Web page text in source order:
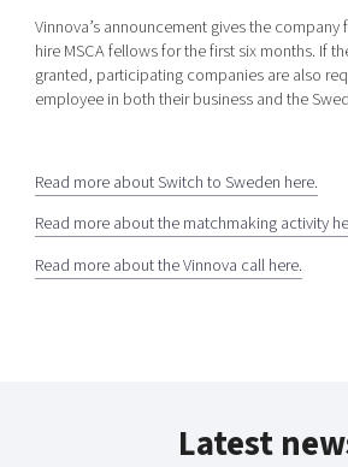
Vinnova’s announcement gives the
hire MSCA fellows for the first six months. If
granted, participating companies are also
employee in both their business and the
Read more about Switch to Sweden here.
Read more about the matchmaking activity
Read more about the Vinnova call here.
Latest